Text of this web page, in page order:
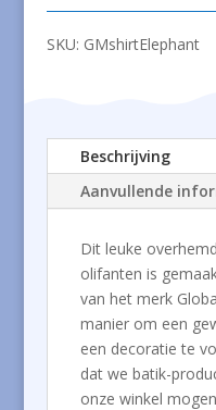
batik
met
SKU: GMshirtElephant
Beschrijving
Aanvullende
Dit leuke
olifanten is
van het merk
manier om een
een decoratie te
dat we batik-
onze winkel